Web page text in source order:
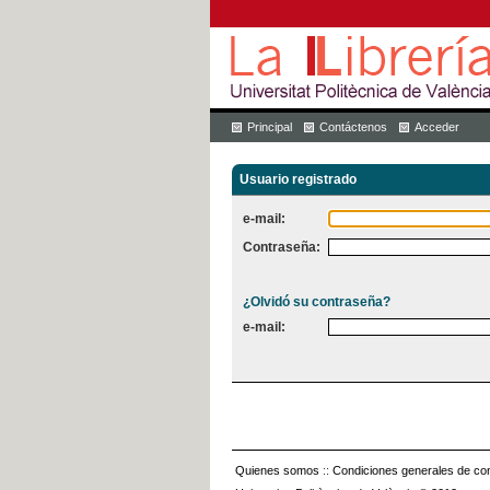
Principal Contáctenos Acceder
Usuario registrado
e-mail:
Contraseña:
¿Olvidó su contraseña?
e-mail:
Quienes somos :: Condiciones generales de